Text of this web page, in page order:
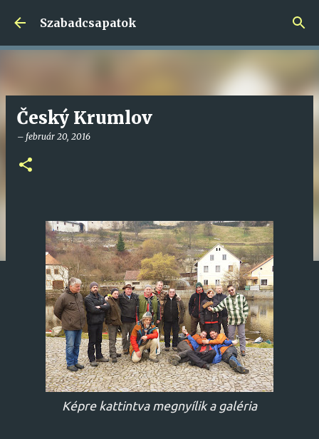
Ugrás a fő tartalomra
Szabadcsapatok
Český Krumlov
– február 20, 2016
Képre kattintva megnyílik a galéria